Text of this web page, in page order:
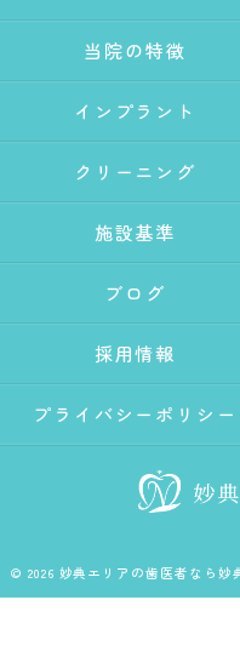
当院の特徴
インプラント
クリーニング
施設基準
ブログ
採用情報
プライバシーポリシー
© 2026 妙典エリアの歯医者なら妙